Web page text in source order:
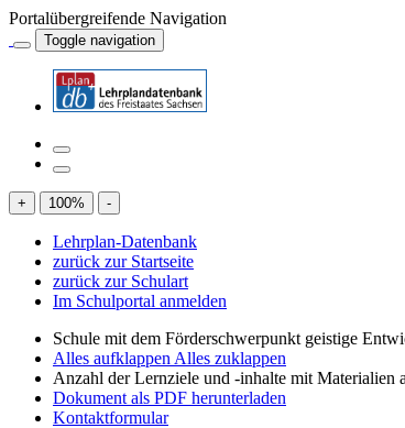
Portalübergreifende Navigation
Toggle navigation
+ 100% -
Lehrplan-Datenbank
zurück zur Startseite
zurück zur Schulart
Im Schulportal anmelden
Schule mit dem Förderschwerpunkt geistige
Alles aufklappen Alles zuklappen
Anzahl der Lernziele und -inhalte mit Materialien
Dokument als PDF herunterladen
Kontaktformular